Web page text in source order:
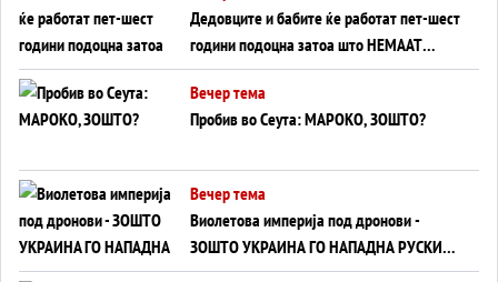
Дедовците и бабите ќе работат пет-шест
години подоцна затоа што НЕМААТ
ВНУЦИ ДА ГИ ЗАМЕНАТ
Вечер тема
Пробив во Сеута: МАРОКО, ЗОШТО?
Вечер тема
Виолетова империја под дронови -
ЗОШТО УКРАИНА ГО НАПАДНА РУСКИОТ
WILDBERRIES